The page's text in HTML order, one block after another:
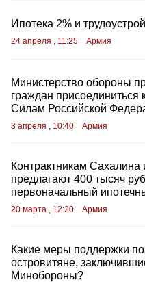
Ипотека 2% и
24 апреля , 11:25 Армия
Министерство обороны
граждан
Силам Российской
3 апреля , 10:40 Армия
Контрактникам Сахалина
предлагают 400 тысяч
первоначальный
20 марта , 12:20 Армия
Какие меры поддержки
островитяне,
Минобороны?